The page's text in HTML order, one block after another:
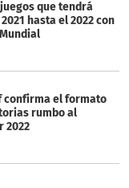
que tendrá
hasta el 2022 con
confirma el formato
rumbo al
2022